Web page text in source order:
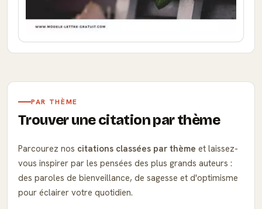
PAR THÈME
Trouver une citation par thème
Parcourez nos citations classées par thème et laissez-
vous inspirer par les pensées des plus grands auteurs :
des paroles de bienveillance, de sagesse et d'optimisme
pour éclairer votre quotidien.